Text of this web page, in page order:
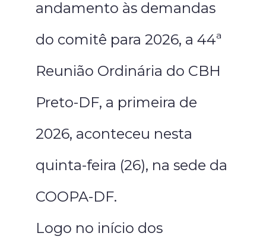
andamento às demandas
do comitê para 2026, a 44ª
Reunião Ordinária do CBH
Preto-DF, a primeira de
2026, aconteceu nesta
quinta-feira (26), na sede da
COOPA-DF.
Logo no início dos